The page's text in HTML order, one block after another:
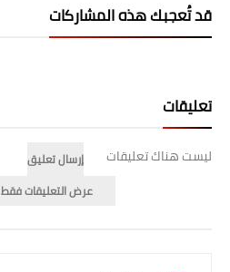
قد تُعجبك هذه المشاركات
تعليقات
ليست هناك تعليقات
إرسال تعليق
عرض التعليقات فقط